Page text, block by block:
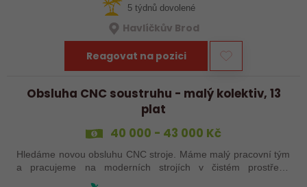
5 týdnů dovolené
Havlíčkův Brod
Reagovat na pozici
Obsluha CNC soustruhu - malý kolektiv, 13
plat
40 000 - 43 000 Kč
Hledáme novou obsluhu CNC stroje. Máme malý pracovní tým
a pracujeme na moderních strojích v čistém prostředí.